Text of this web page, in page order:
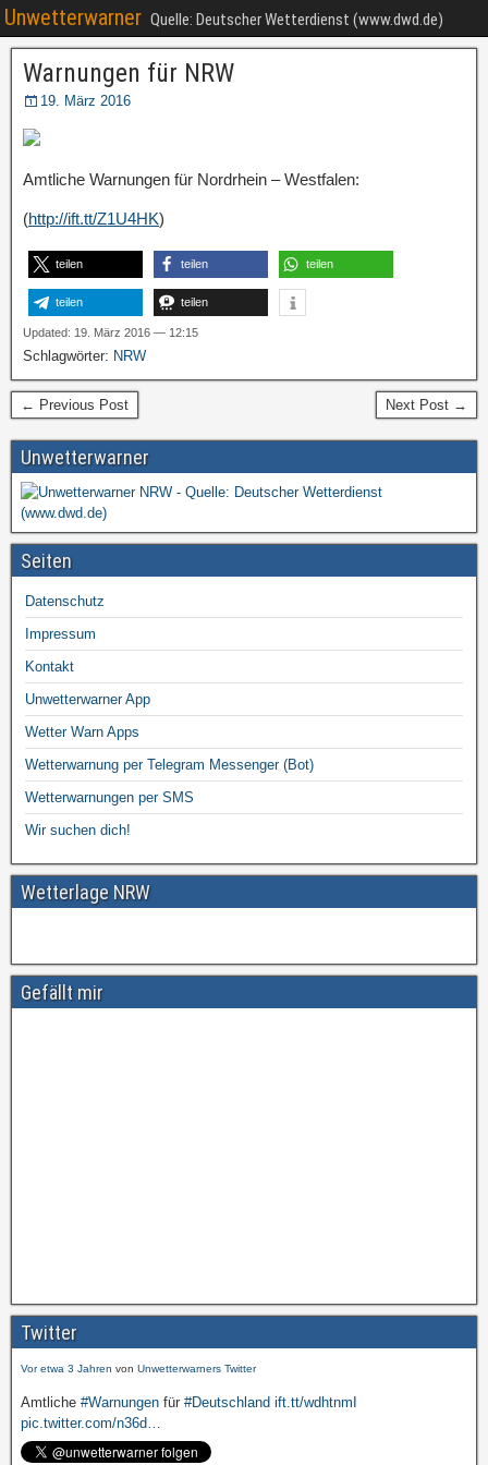
Unwetterwarner Quelle: Deutscher Wetterdienst (www.dwd.de)
Warnungen für NRW
19. März 2016
Amtliche Warnungen für Nordrhein – Westfalen:
(http://ift.tt/Z1U4HK)
teilen teilen teilen
teilen teilen
Updated: 19. März 2016 — 12:15
Schlagwörter: NRW
← Previous Post Next Post →
Unwetterwarner
Seiten
Datenschutz
Impressum
Kontakt
Unwetterwarner App
Wetter Warn Apps
Wetterwarnung per Telegram Messenger (Bot)
Wetterwarnungen per SMS
Wir suchen dich!
Wetterlage NRW
Gefällt mir
Twitter
Amtliche#Warnungenfür#Deutschland ift.tt/wdhtnmI
pic.twitter.com/cmFX…
pic.twitter.com/n36d…
Vor etwa 3 JahrenvonUnwetterwarners Twitter